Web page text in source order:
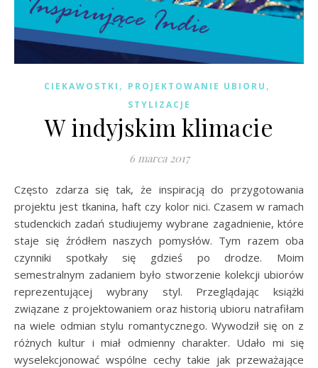
CIEKAWOSTKI , PROJEKTOWANIE UBIORU ,
STYLIZACJE
W indyjskim klimacie
6 marca 2017
Często zdarza się tak, że inspiracją do przygotowania
projektu jest tkanina, haft czy kolor nici. Czasem w ramach
studenckich zadań studiujemy wybrane zagadnienie, które
staje się źródłem naszych pomysłów. Tym razem oba
czynniki spotkały się gdzieś po drodze. Moim
semestralnym zadaniem było stworzenie kolekcji ubiorów
reprezentującej wybrany styl. Przeglądając książki
związane z projektowaniem oraz historią ubioru natrafiłam
na wiele odmian stylu romantycznego. Wywodził się on z
różnych kultur i miał odmienny charakter. Udało mi się
wyselekcjonować wspólne cechy takie jak przeważające